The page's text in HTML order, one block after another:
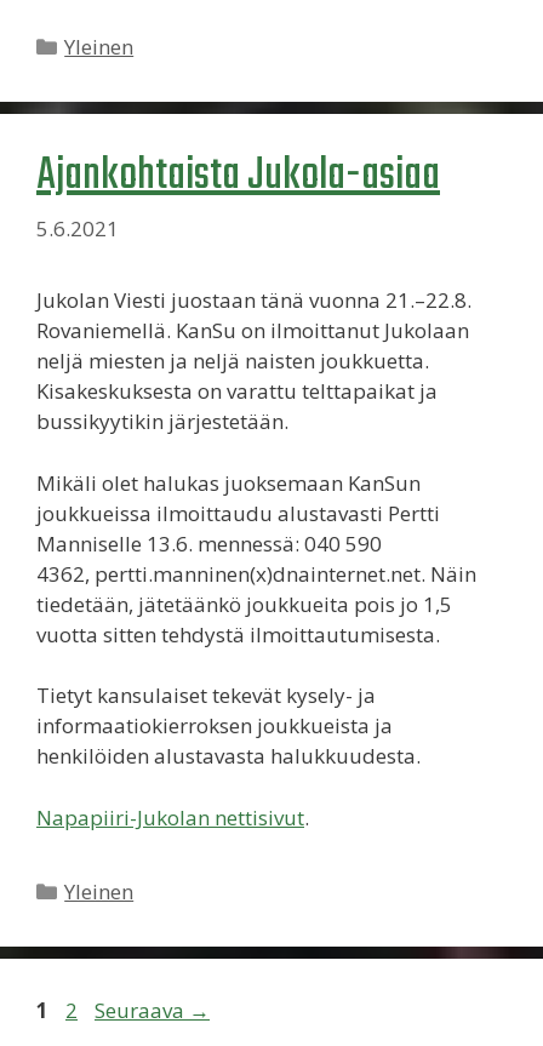
Kategoriat
Yleinen
Ajankohtaista Jukola-asiaa
5.6.2021
Jukolan Viesti juostaan tänä vuonna 21.–22.8.
Rovaniemellä. KanSu on ilmoittanut Jukolaan
neljä miesten ja neljä naisten joukkuetta.
Kisakeskuksesta on varattu telttapaikat ja
bussikyytikin järjestetään.
Mikäli olet halukas juoksemaan KanSun
joukkueissa ilmoittaudu alustavasti Pertti
Manniselle 13.6. mennessä: 040 590
4362, pertti.manninen(x)dnainternet.net. Näin
tiedetään, jätetäänkö joukkueita pois jo 1,5
vuotta sitten tehdystä ilmoittautumisesta.
Tietyt kansulaiset tekevät kysely- ja
informaatiokierroksen joukkueista ja
henkilöiden alustavasta halukkuudesta.
Napapiiri-Jukolan nettisivut.
Kategoriat
Yleinen
Sivu
1 Sivu
2 Seuraava →